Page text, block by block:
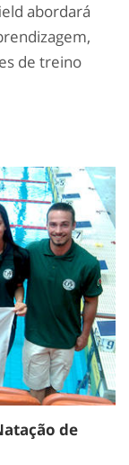
abordará
de treino
de